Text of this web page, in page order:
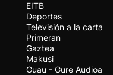
EITB
Deportes
Televisión a la carta
Primeran
Gaztea
Makusi
Guau - Gure Audioa